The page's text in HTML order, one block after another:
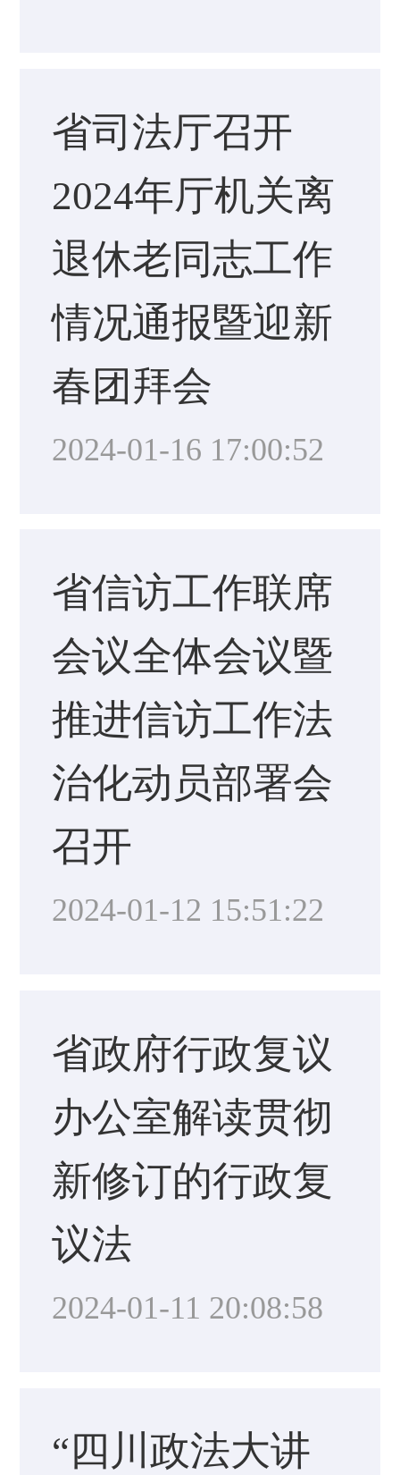
省司法厅召开
2024年厅机关离
退休老同志工作
情况通报暨迎新
春团拜会
2024-01-16 17:00:52
省信访工作联席
会议全体会议暨
推进信访工作法
治化动员部署会
召开
2024-01-12 15:51:22
省政府行政复议
办公室解读贯彻
新修订的行政复
议法
2024-01-11 20:08:58
“四川政法大讲